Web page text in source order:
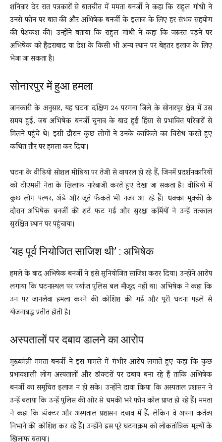
शनिवार देर रात पत्रकारों से बातचीत में ममता बनर्जी ने कहा कि राहुल गांधी ने
उनसे फोन पर बात की और अभिषेक बनर्जी के इलाज के लिए हर संभव सहयोग
की पेशकश की। उन्होंने बताया कि राहुल गांधी ने कहा कि जरूरत पड़ने पर
अभिषेक को हैदराबाद या देश के किसी भी अन्य स्थान पर बेहतर इलाज के लिए
भेजा जा सकता है।
सोनारपुर में हुआ हमला
जानकारी के अनुसार, यह घटना दक्षिण 24 परगना जिले के सोनारपुर क्षेत्र में उस
समय हुई, जब अभिषेक बनर्जी चुनाव के बाद हुई हिंसा से प्रभावित परिवारों से
मिलने पहुंचे थे। इसी दौरान कुछ लोगों ने उनके काफिले का विरोध करते हुए
कथित तौर पर हमला कर दिया।
घटना के वीडियो सोशल मीडिया पर तेजी से वायरल हो रहे हैं, जिनमें प्रदर्शनकारियों
को टीएमसी नेता के खिलाफ नारेबाजी करते हुए देखा जा सकता है। वीडियो में
कुछ लोग पत्थर, अंडे और जूते फेंकते भी नजर आ रहे हैं। धक्का-मुक्की के
दौरान अभिषेक बनर्जी की शर्ट फट गई और सुरक्षा कर्मियों ने उन्हें तत्काल
सुरक्षित स्थान पर पहुंचाया।
‘यह पूर्व नियोजित साजिश थी’ : अभिषेक
हमले के बाद अभिषेक बनर्जी ने इसे सुनियोजित साजिश करार दिया। उन्होंने आरोप
लगाया कि घटनास्थल पर पर्याप्त पुलिस बल मौजूद नहीं था। अभिषेक ने कहा कि
उन पर जानलेवा हमला करने की कोशिश की गई और पूरी घटना पहले से
योजनाबद्ध प्रतीत होती है।
अस्पतालों पर दबाव डालने का आरोप
मुख्यमंत्री ममता बनर्जी ने इस मामले में गंभीर आरोप लगाते हुए कहा कि कुछ
प्रभावशाली लोग अस्पतालों और डॉक्टरों पर दबाव बना रहे हैं ताकि अभिषेक
बनर्जी का समुचित इलाज न हो सके। उन्होंने दावा किया कि अस्पताल प्रशासन ने
उन्हें बताया कि उन्हें पुलिस की ओर से धमकी भरे फोन कॉल प्राप्त हो रहे हैं। ममता
ने कहा कि डॉक्टर और अस्पताल प्रशासन दबाव में हैं, लेकिन वे अपना कर्तव्य
निभाने की कोशिश कर रहे हैं। उन्होंने इस पूरे घटनाक्रम को लोकतांत्रिक मूल्यों के